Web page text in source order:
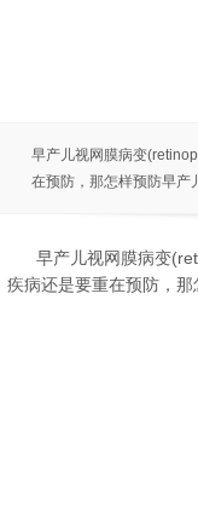
早产儿视网膜病变
在预防，那怎样预防早产
早产儿视网膜病变
疾病还是要重在预防，那